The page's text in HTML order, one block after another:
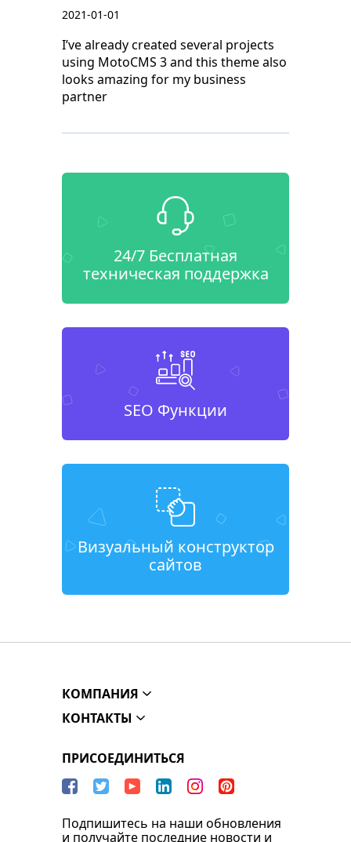
2021-01-01
I’ve already created several projects
using MotoCMS 3 and this theme also
looks amazing for my business
partner
24/7 Бесплатная
техническая поддержка
SEO Функции
Визуальный конструктор
сайтов
КОМПАНИЯ
КОНТАКТЫ
ПРИСОЕДИНИТЬСЯ
Подпишитесь на наши обновления
и получайте последние новости и